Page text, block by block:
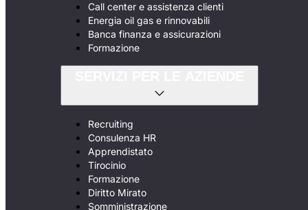
Call center e assistenza clienti
Energia oil gas e rinnovabili
Banca finanza e assicurazioni
Formazione
Recruiting
Consulenza HR
Apprendistato
Tirocinio
Formazione
Diritto Mirato
Somministrazione